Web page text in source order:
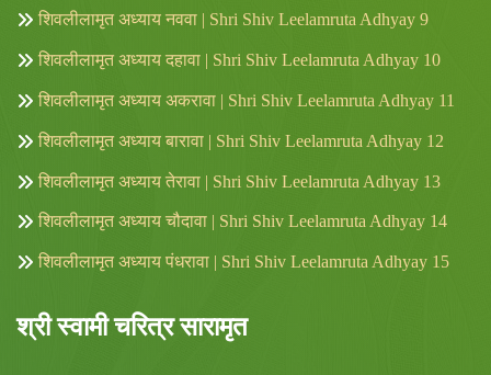
शिवलीलामृत अध्याय नववा | Shri Shiv Leelamruta Adhyay 9
शिवलीलामृत अध्याय दहावा | Shri Shiv Leelamruta Adhyay 10
शिवलीलामृत अध्याय अकरावा | Shri Shiv Leelamruta Adhyay 11
शिवलीलामृत अध्याय बारावा | Shri Shiv Leelamruta Adhyay 12
शिवलीलामृत अध्याय तेरावा | Shri Shiv Leelamruta Adhyay 13
शिवलीलामृत अध्याय चौदावा | Shri Shiv Leelamruta Adhyay 14
शिवलीलामृत अध्याय पंधरावा | Shri Shiv Leelamruta Adhyay 15
श्री स्वामी चरित्र सारामृत